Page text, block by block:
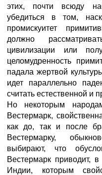
этих, почти всюду
убедиться в том,
промискуитет
должно
цивилизации или
целомудренность
падала жертвой
идет параллельно
считать естественной и
Но некоторым
Вестермарк,
как до, так и после
Вестермарку,
выбирают, что
Вестермарк приводит, в
Индии, которым